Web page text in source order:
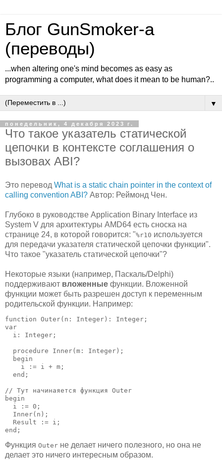
Блог GunSmoker-а
(переводы)
...when altering one's mind becomes as easy as
programming a computer, what does it mean to be human?..
▼
понедельник, 4 декабря 2023 г.
Что такое указатель статической
цепочки в контексте соглашения о
вызовах ABI?
Это перевод What is a static chain pointer in the context of
calling convention ABI? Автор: Реймонд Чен.
Глубоко в руководстве Application Binary Interface из
System V для архитектуры AMD64 есть сноска на
странице 24, в которой говорится: "%r10 используется
для передачи указателя статической цепочки функции".
Что такое "указатель статической цепочки"?
Некоторые языки (например, Паскаль/Delphi)
поддерживают вложенные функции. Вложенной
функции может быть разрешен доступ к переменным
родительской функции. Например:
function Outer(n: Integer): Integer;
var
  i: Integer;
  procedure Inner(m: Integer);
  begin
    i := i + m;
  end;
// Тут начинаяется функция Outer
begin
  i := 0;
  Inner(n);
  Result := i;
end;
Функция Outer не делает ничего полезного, но она не
делает это ничего интересным образом.